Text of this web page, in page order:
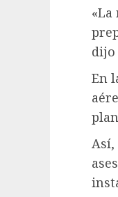
dijo
En